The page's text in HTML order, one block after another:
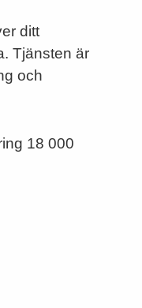
ditt
Tjänsten är
och
18 000